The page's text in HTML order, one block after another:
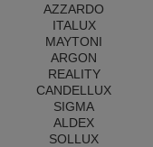
AZZARDO
ITALUX
MAYTONI
ARGON
REALITY
CANDELLUX
SIGMA
ALDEX
SOLLUX